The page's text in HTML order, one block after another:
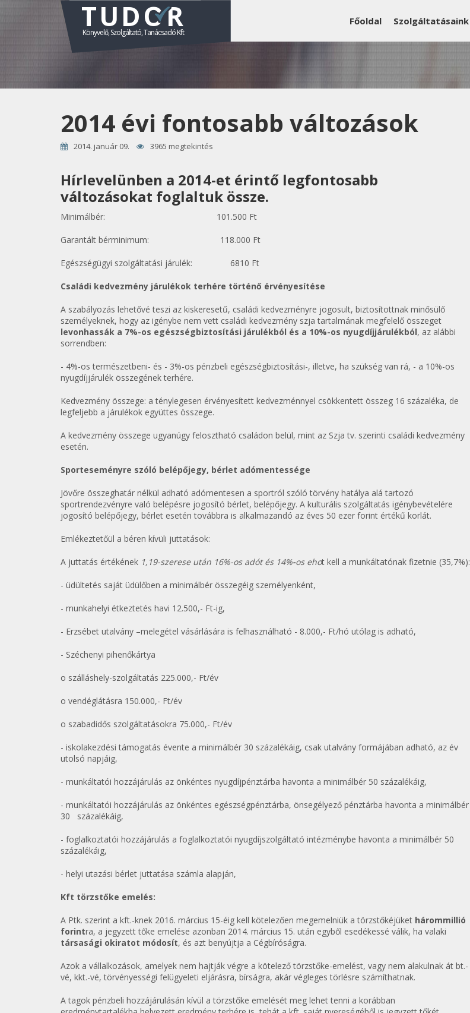
TUDOR
Könyvelő, Szolgáltató, Tanácsadó Kft
Főoldal Szolgáltatásaink
2014 évi fontosabb változások
2014. január 09. 3965 megtekintés
Hírlevelünben a 2014-et érintő legfontosabb
változásokat foglaltuk össze.
Minimálbér: 101.500 Ft
Garantált bérminimum: 118.000 Ft
Egészségügyi szolgáltatási járulék: 6810 Ft
Családi kedvezmény járulékok terhére történő érvényesítése
A szabályozás lehetővé teszi az kiskeresetű, családi kedvezményre jogosult, biztosítottnak minősülő
személyeknek, hogy az igénybe nem vett családi kedvezmény szja tartalmának megfelelő összeget
levonhassák a 7%-os egészségbiztosítási járulékból és a 10%-os nyugdíjjárulékból, az alábbi
sorrendben:
- 4%-os természetbeni- és - 3%-os pénzbeli egészségbiztosítási-, illetve, ha szükség van rá, - a 10%-os
nyugdíjjárulék összegének terhére.
Kedvezmény összege: a ténylegesen érvényesített kedvezménnyel csökkentett összeg 16 százaléka, de
legfeljebb a járulékok együttes összege.
A kedvezmény összege ugyanúgy felosztható családon belül, mint az Szja tv. szerinti családi kedvezmény
esetén.
Sporteseményre szóló belépőjegy, bérlet adómentessége
Jövőre összeghatár nélkül adható adómentesen a sportról szóló törvény hatálya alá tartozó
sportrendezvényre való belépésre jogosító bérlet, belépőjegy. A kulturális szolgáltatás igénybevételére
jogosító belépőjegy, bérlet esetén továbbra is alkalmazandó az éves 50 ezer forint értékű korlát.
Emlékeztetőül a béren kívüli juttatások:
A juttatás értékének 1,19-szerese után 16%-os adót és 14%-os ehot kell a munkáltatónak fizetnie (35,7%):
- üdültetés saját üdülőben a minimálbér összegéig személyenként,
- munkahelyi étkeztetés havi 12.500,- Ft-ig,
- Erzsébet utalvány –melegétel vásárlására is felhasználható - 8.000,- Ft/hó utólag is adható,
- Széchenyi pihenőkártya
o szálláshely-szolgáltatás 225.000,- Ft/év
o vendéglátásra 150.000,- Ft/év
o szabadidős szolgáltatásokra 75.000,- Ft/év
- iskolakezdési támogatás évente a minimálbér 30 százalékáig, csak utalvány formájában adható, az év
utolsó napjáig,
- munkáltatói hozzájárulás az önkéntes nyugdíjpénztárba havonta a minimálbér 50 százalékáig,
- munkáltatói hozzájárulás az önkéntes egészségpénztárba, önsegélyező pénztárba havonta a minimálbér
30 százalékáig,
- foglalkoztatói hozzájárulás a foglalkoztatói nyugdíjszolgáltató intézménybe havonta a minimálbér 50
százalékáig,
- helyi utazási bérlet juttatása számla alapján,
Kft törzstőke emelés:
A Ptk. szerint a kft.-knek 2016. március 15-éig kell kötelezően megemelniük a törzstőkéjüket hárommillió
forintra, a jegyzett tőke emelése azonban 2014. március 15. után egyből esedékessé válik, ha valaki
társasági okiratot módosít, és azt benyújtja a Cégbíróságra.
Azok a vállalkozások, amelyek nem hajtják végre a kötelező törzstőke-emelést, vagy nem alakulnak át bt.-
vé, kkt.-vé, törvényességi felügyeleti eljárásra, bírságra, akár végleges törlésre számíthatnak.
A tagok pénzbeli hozzájárulásán kívül a törzstőke emelését meg lehet tenni a korábban